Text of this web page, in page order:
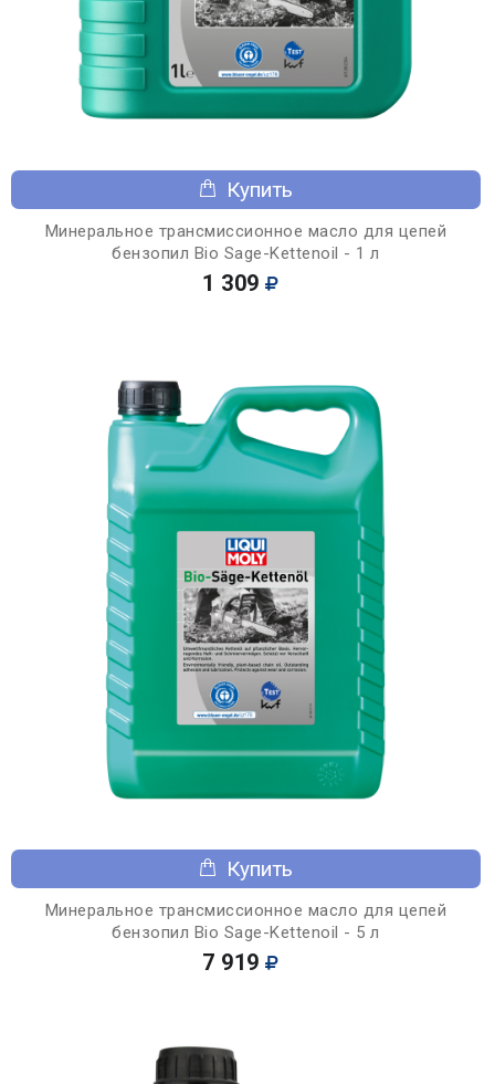
Купить
Минеральное трансмиссионное масло для цепей
бензопил Bio Sage-Kettenoil - 1 л
1 309
Купить
Минеральное трансмиссионное масло для цепей
бензопил Bio Sage-Kettenoil - 5 л
7 919